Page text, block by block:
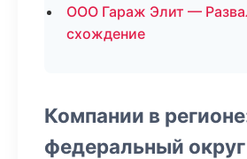
ООО Гараж Элит —
схождение
Компании в
федеральный округ